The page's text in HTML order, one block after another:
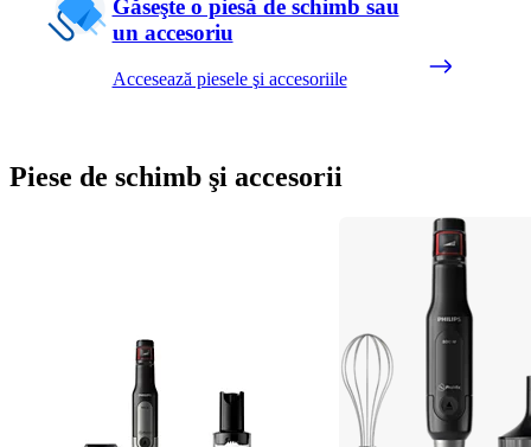
Găseşte o piesă de schimb sau
un accesoriu
Accesează piesele şi accesoriile
Piese de schimb şi accesorii